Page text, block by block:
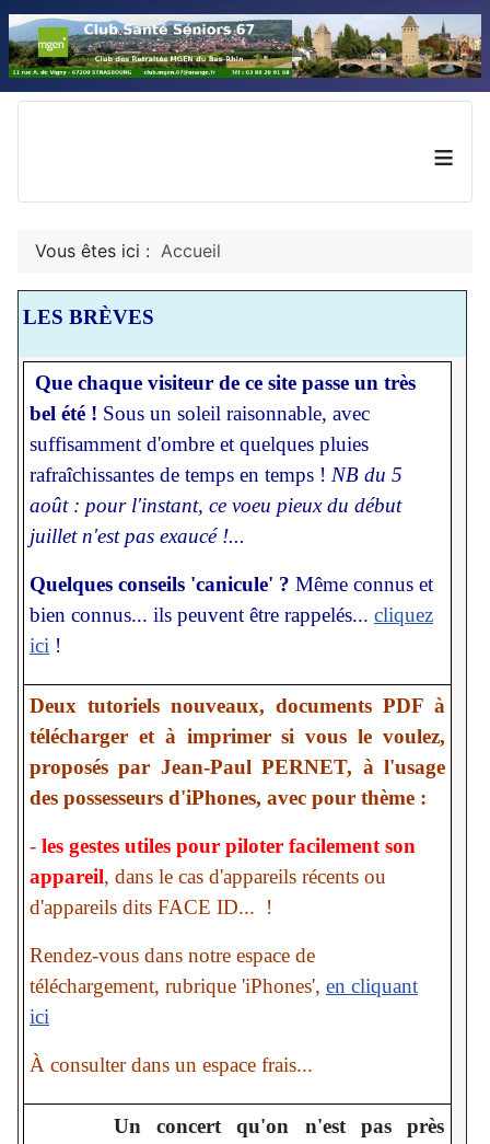
≡
Vous êtes ici : Accueil
LES BRÈVES
Que chaque visiteur de ce site passe un très
bel été ! Sous un soleil raisonnable, avec
suffisamment d'ombre et quelques pluies
rafraîchissantes de temps en temps ! NB du 5
août : pour l'instant, ce voeu pieux du début
juillet n'est pas exaucé !...
Quelques conseils 'canicule' ? Même connus et
bien connus... ils peuvent être rappelés... cliquez
ici !
Deux tutoriels nouveaux, documents PDF à
télécharger et à imprimer si vous le voulez,
proposés par Jean-Paul PERNET, à l'usage
des possesseurs d'iPhones, avec pour thème :
- les gestes utiles pour piloter facilement son
appareil, dans le cas d'appareils récents ou
d'appareils dits FACE ID... !
Rendez-vous dans notre espace de
téléchargement, rubrique 'iPhones', en cliquant
ici
À consulter dans un espace frais...
Un concert qu'on n'est pas près